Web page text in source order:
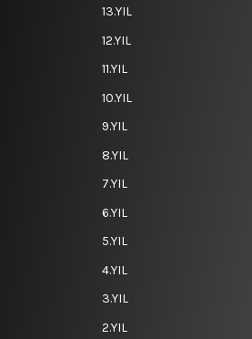
13.YIL
12.YIL
11.YIL
10.YIL
9.YIL
8.YIL
7.YIL
6.YIL
5.YIL
4.YIL
3.YIL
2.YIL